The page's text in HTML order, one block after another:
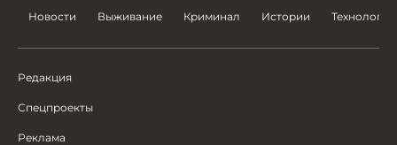
Новости Выживание Криминал Истории Технологии
Редакция
Спецпроекты
Реклама